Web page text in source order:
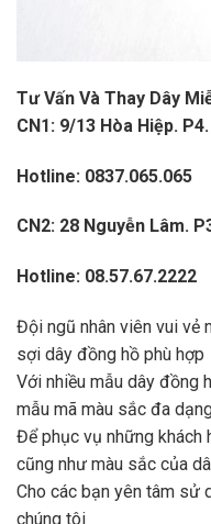
Tư Vấn Và Thay Dây
CN1: 9/13 Hòa Hiệp.
Hotline: 0837.065.065
CN2: 28 Nguyễn Lâm.
Hotline: 08.57.67.2222
Đội ngũ nhân viên vui vẻ
sợi dây đồng hồ phù hợp
Với nhiều mẫu dây đồng
mẫu mã màu sắc đa
Để phục vụ những khách
cũng như màu sắc của
Cho các bạn yên tâm sử
chúng tôi